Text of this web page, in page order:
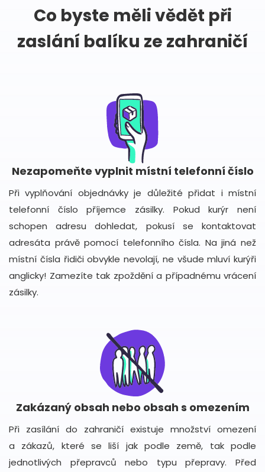
Co byste měli vědět při
zaslání balíku ze zahraničí
Nezapomeňte vyplnit místní telefonní číslo
Při vyplňování objednávky je důležité přidat i místní
telefonní číslo příjemce zásilky. Pokud kurýr není
schopen adresu dohledat, pokusí se kontaktovat
adresáta právě pomocí telefonního čísla. Na jiná než
místní čísla řidiči obvykle nevolají, ne všude mluví kurýři
anglicky! Zamezíte tak zpoždění a případnému vrácení
zásilky.
Zakázaný obsah nebo obsah s omezením
Při zasílání do zahraničí existuje množství omezení
a zákazů, které se liší jak podle země, tak podle
jednotlivých přepravců nebo typu přepravy. Před